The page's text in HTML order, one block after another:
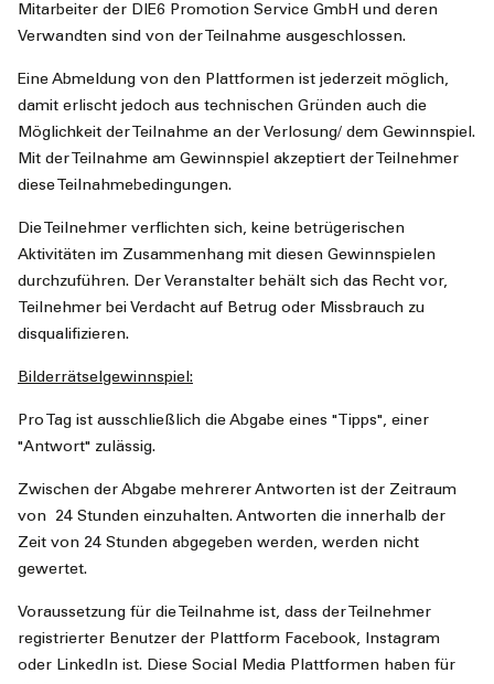
Mitarbeiter der DIE6 Promotion Service GmbH und deren
Verwandten sind von der Teilnahme ausgeschlossen.
Eine Abmeldung von den Plattformen ist jederzeit möglich,
damit erlischt jedoch aus technischen Gründen auch die
Möglichkeit der Teilnahme an der Verlosung/ dem Gewinnspiel.
Mit der Teilnahme am Gewinnspiel akzeptiert der Teilnehmer
diese Teilnahmebedingungen.
Die Teilnehmer verflichten sich, keine betrügerischen
Aktivitäten im Zusammenhang mit diesen Gewinnspielen
durchzuführen. Der Veranstalter behält sich das Recht vor,
Teilnehmer bei Verdacht auf Betrug oder Missbrauch zu
disqualifizieren.
Bilderrätselgewinnspiel:
Pro Tag ist ausschließlich die Abgabe eines "Tipps", einer
"Antwort" zulässig.
Zwischen der Abgabe mehrerer Antworten ist der Zeitraum
von 24 Stunden einzuhalten. Antworten die innerhalb der
Zeit von 24 Stunden abgegeben werden, werden nicht
gewertet.
Voraussetzung für die Teilnahme ist, dass der Teilnehmer
registrierter Benutzer der Plattform Facebook, Instagram
oder LinkedIn ist. Diese Social Media Plattformen haben für